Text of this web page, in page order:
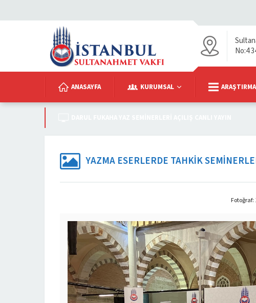
No:4
ANASAYFA KURUMSAL
YAZMA ESERLERDE TAHKIK
Fotoğraf: